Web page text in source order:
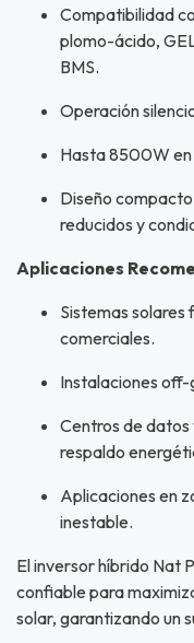
Compatibilidad
plomo-ácido,
BMS.
Operación
Hasta 8500W en
Diseño
reducidos y
Aplicaciones
Sistemas
comerciales.
Instalaciones off-
Centros de datos
respaldo
Aplicaciones en
inestable.
El inversor híbrido Nat
confiable para
solar, garantizando un